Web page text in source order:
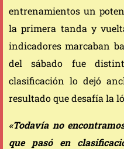
entrenamientos un
la primera tanda y
indicadores marcaban
del sábado fue
clasificación lo dejó
resultado que desafía la
«Todavía no
que pasó en